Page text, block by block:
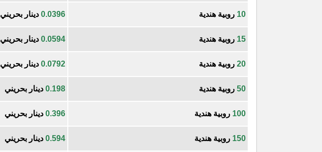
10 روبية هندية 0.0396 دينار بحريني
15 روبية هندية 0.0594 دينار بحريني
20 روبية هندية 0.0792 دينار بحريني
50 روبية هندية 0.198 دينار بحريني
100 روبية هندية 0.396 دينار بحريني
150 روبية هندية 0.594 دينار بحريني